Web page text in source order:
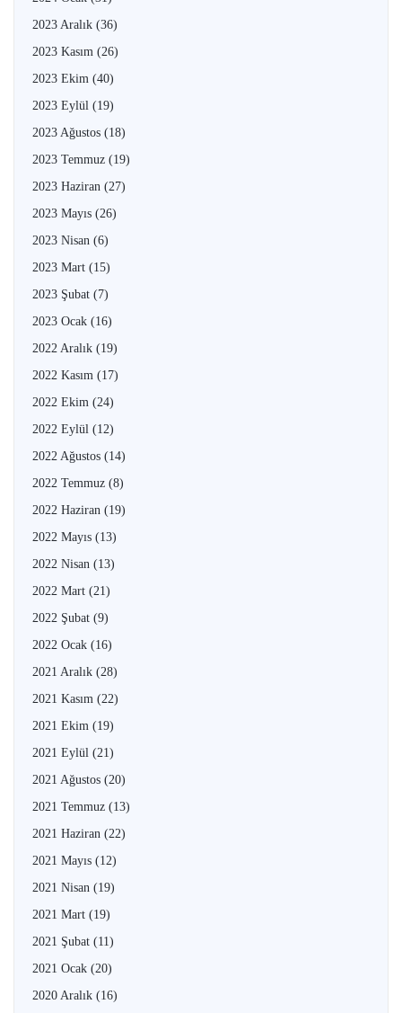
2023 Aralık (36)
2023 Kasım (26)
2023 Ekim (40)
2023 Eylül (19)
2023 Ağustos (18)
2023 Temmuz (19)
2023 Haziran (27)
2023 Mayıs (26)
2023 Nisan (6)
2023 Mart (15)
2023 Şubat (7)
2023 Ocak (16)
2022 Aralık (19)
2022 Kasım (17)
2022 Ekim (24)
2022 Eylül (12)
2022 Ağustos (14)
2022 Temmuz (8)
2022 Haziran (19)
2022 Mayıs (13)
2022 Nisan (13)
2022 Mart (21)
2022 Şubat (9)
2022 Ocak (16)
2021 Aralık (28)
2021 Kasım (22)
2021 Ekim (19)
2021 Eylül (21)
2021 Ağustos (20)
2021 Temmuz (13)
2021 Haziran (22)
2021 Mayıs (12)
2021 Nisan (19)
2021 Mart (19)
2021 Şubat (11)
2021 Ocak (20)
2020 Aralık (16)